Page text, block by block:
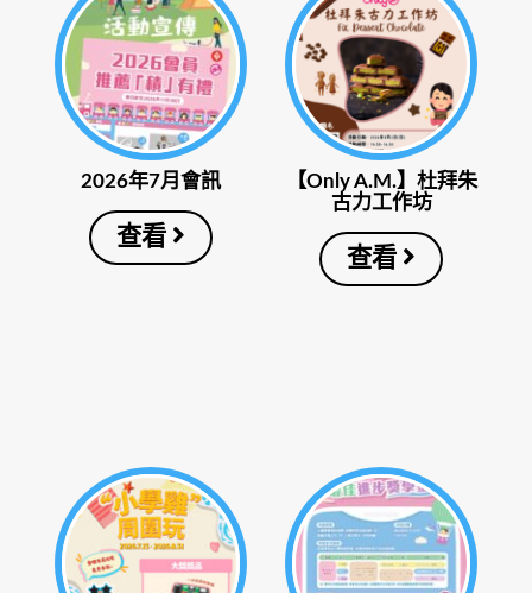
2026年7月會訊
查看
【Only A.M.】杜拜朱
古力工作坊
查看